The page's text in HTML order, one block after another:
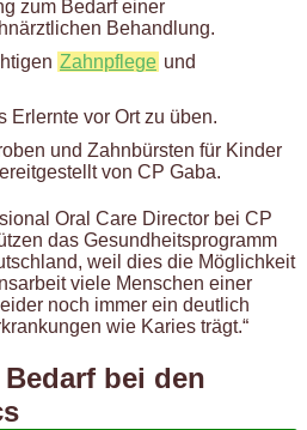
zum Bedarf einer
Behandlung.
Zahnpflege und
Erlernte vor Ort zu üben.
und Zahnbürsten für Kinder
von CP Gaba.
Oral Care Director bei CP
das Gesundheitsprogramm
weil dies die Möglichkeit
viele Menschen einer
noch immer ein deutlich
wie Karies trägt.“
bei den